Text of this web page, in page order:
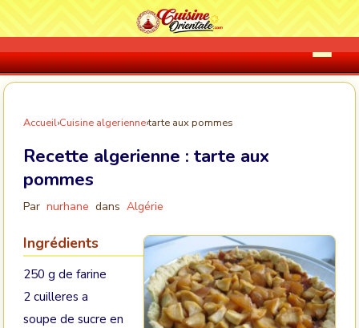
Accueil›Cuisine algerienne›tarte aux pommes
Recette algerienne : tarte aux
pommes
Par nurhane dans Algérie
Ingrédients
250 g de farine
2 cuilleres a
soupe de sucre en